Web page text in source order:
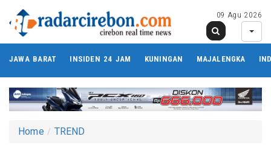
09 Agu 2026
JAWA BARAT INSIDEN 24 JAM KUNINGAN MAJALENGKA
Home TREND